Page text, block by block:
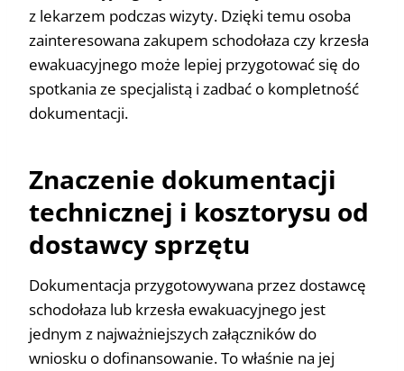
z lekarzem podczas wizyty. Dzięki temu osoba
zainteresowana zakupem schodołaza czy krzesła
ewakuacyjnego może lepiej przygotować się do
spotkania ze specjalistą i zadbać o kompletność
dokumentacji.
Znaczenie dokumentacji
technicznej i kosztorysu od
dostawcy sprzętu
Dokumentacja przygotowywana przez dostawcę
schodołaza lub krzesła ewakuacyjnego jest
jednym z najważniejszych załączników do
wniosku o dofinansowanie. To właśnie na jej